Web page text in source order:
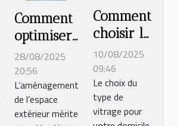
Comment
optimiser
l'espace
extérieur
avec un
transat ou
un bain
28/08/2025
20:56
L’aménagement
de l’espace
extérieur mérite
Comment
choisir le
meilleur
type de
vitrage
pour
votre
10/08/2025
09:46
Le choix du
type de
vitrage pour